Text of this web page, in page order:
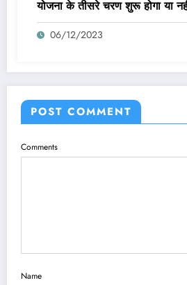
योजना के तीसरे चरण शुरू होगा या
06/12/2023
POST COMMENT
Comments
Name